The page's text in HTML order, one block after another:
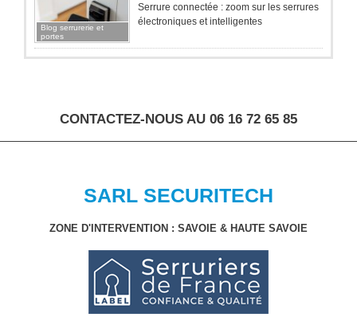
Blog serrurerie et
portes
Serrure connectée : zoom sur les serrures
électroniques et intelligentes
CONTACTEZ-NOUS AU 06 16 72 65 85
SARL SECURITECH
ZONE D'INTERVENTION : SAVOIE & HAUTE SAVOIE